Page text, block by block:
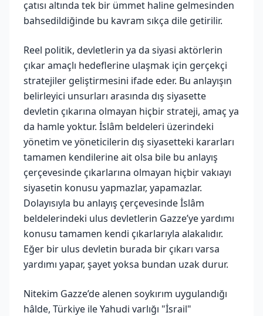
çatısı altında tek bir ümmet haline gelmesinden
bahsedildiğinde bu kavram sıkça dile getirilir.
Reel politik, devletlerin ya da siyasi aktörlerin
çıkar amaçlı hedeflerine ulaşmak için gerçekçi
stratejiler geliştirmesini ifade eder. Bu anlayışın
belirleyici unsurları arasında dış siyasette
devletin çıkarına olmayan hiçbir strateji, amaç ya
da hamle yoktur. İslâm beldeleri üzerindeki
yönetim ve yöneticilerin dış siyasetteki kararları
tamamen kendilerine ait olsa bile bu anlayış
çerçevesinde çıkarlarına olmayan hiçbir vakıayı
siyasetin konusu yapmazlar, yapamazlar.
Dolayısıyla bu anlayış çerçevesinde İslâm
beldelerindeki ulus devletlerin Gazze’ye yardımı
konusu tamamen kendi çıkarlarıyla alakalıdır.
Eğer bir ulus devletin burada bir çıkarı varsa
yardımı yapar, şayet yoksa bundan uzak durur.
Nitekim Gazze’de alenen soykırım uygulandığı
hâlde, Türkiye ile Yahudi varlığı "İsrail"